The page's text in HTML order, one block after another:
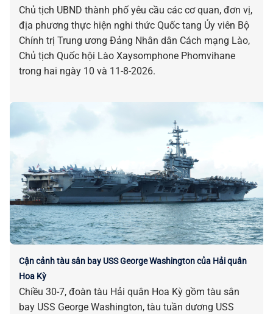
Chủ tịch UBND thành phố yêu cầu các cơ quan, đơn vị,
địa phương thực hiện nghi thức Quốc tang Ủy viên Bộ
Chính trị Trung ương Đảng Nhân dân Cách mạng Lào,
Chủ tịch Quốc hội Lào Xaysomphone Phomvihane
trong hai ngày 10 và 11-8-2026.
Cận cảnh tàu sân bay USS George Washington của Hải quân
Hoa Kỳ
Chiều 30-7, đoàn tàu Hải quân Hoa Kỳ gồm tàu sân
bay USS George Washington, tàu tuần dương USS